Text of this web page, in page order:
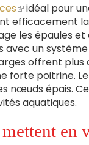
(le
lien
est
externe)
idéal pour
efficacement
les épaules
avec un
offrent
forte poitrine.
nœuds épais.
aquatiques.
en